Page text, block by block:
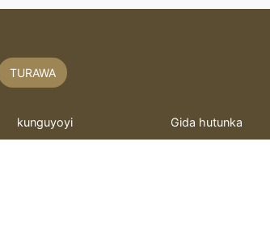
TURAWA
kunguyoyi Gida hutunka